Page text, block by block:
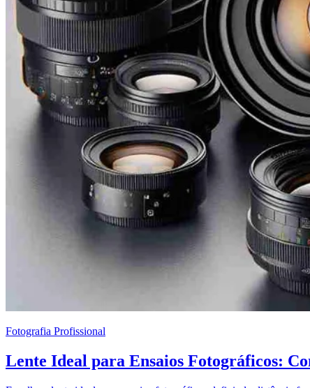
Fotografia Profissional
Lente Ideal para Ensaios Fotográficos: